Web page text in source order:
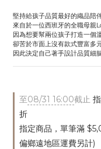
堅持給孩子品質最好的織品陪伴
來自於一位西班牙的全職母親
因為想要幫兩位孩子打造一個
卻苦於市面上沒有款式豐富多
因此決定自己著手設計品質細
至08/31 16:00截止
折
指定商品，單筆滿
偏鄉遠地區運費另計)